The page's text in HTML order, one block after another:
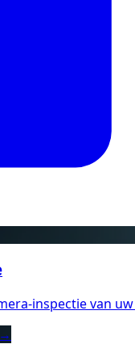
inspectie van